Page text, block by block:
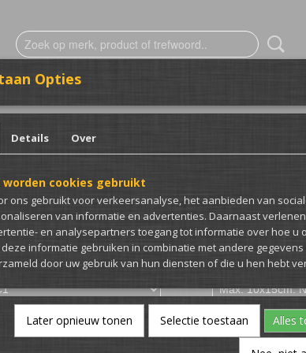
sticker met
(inclusief btw 21%)
auto Afmeting en folie
(Let op bij folie soort) Opmerking
Opties
Details Over
worden cookies gebruikt
ons gebruikt voor verkeersanalyse, het aanbieden van
van informatie en advertenties. Daarnaast
en analysepartners toegang tot informatie over hoe u
informatie gebruiken in combinatie met andere gegevens
door uw gebruik van hun diensten of die u hen hebt
Later opnieuw tonen Selectie toestaan Alles